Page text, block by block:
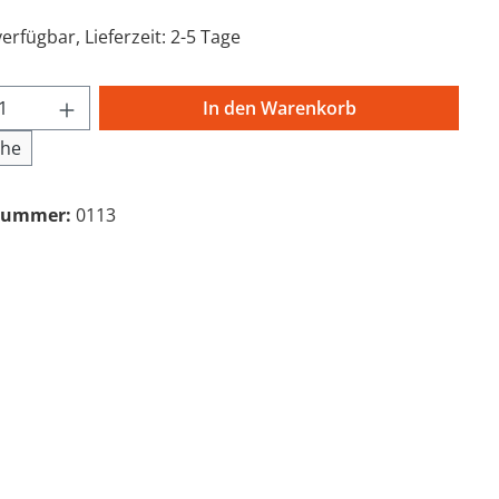
Lieferzeit: 2-5 Tage
Anzahl: Gib den gewünschten Wert
In den Warenkorb
0113